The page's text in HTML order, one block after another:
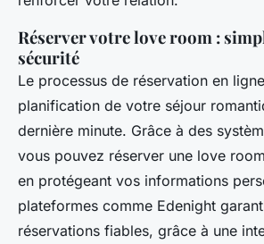
Réserver votre love room :
sécurité
Le processus de réservation en
planification de votre séjour
dernière minute. Grâce à des
vous pouvez réserver une love
en protégeant vos informations
plateformes comme Edenight
réservations fiables, grâce à une